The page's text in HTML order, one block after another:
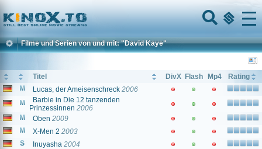
Home
Menu
Filme und Serien von und mit: "David Kaye"
Titel DivX Flash Mp4
Rating
Lucas, der Ameisenschreck 2006
Barbie in Die 12 tanzenden
Prinzessinnen 2006
Oben 2009
X-Men 2 2003
Inuyasha 2004